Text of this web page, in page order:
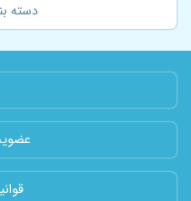
دسته